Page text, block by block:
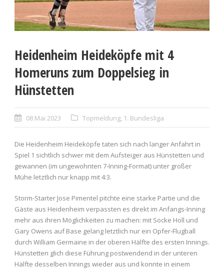
Heidenheim Heideköpfe mit 4
Homeruns zum Doppelsieg in
Hünstetten
08 Mai 2023 Topmeldung, 1. Bundesliga
Die Heidenheim Heideköpfe taten sich nach langer Anfahrt in
Spiel 1 sichtlich schwer mit dem Aufsteiger aus Hünstetten und
gewannen (im ungewohnten 7-Inning-Format) unter großer
Mühe letztlich nur knapp mit 4:3.
Storm-Starter Jose Pimentel pitchte eine starke Partie und die
Gäste aus Heidenheim verpassten es direkt im Anfangs-Inning
mehr aus ihren Möglichkeiten zu machen: mit Socke Holl und
Gary Owens auf Base gelang letztlich nur ein Opfer-Flugball
durch William Germaine in der oberen Hälfte des ersten Innings.
Hünstetten glich diese Führung postwendend in der unteren
Hälfte desselben Innings wieder aus und konnte in einem